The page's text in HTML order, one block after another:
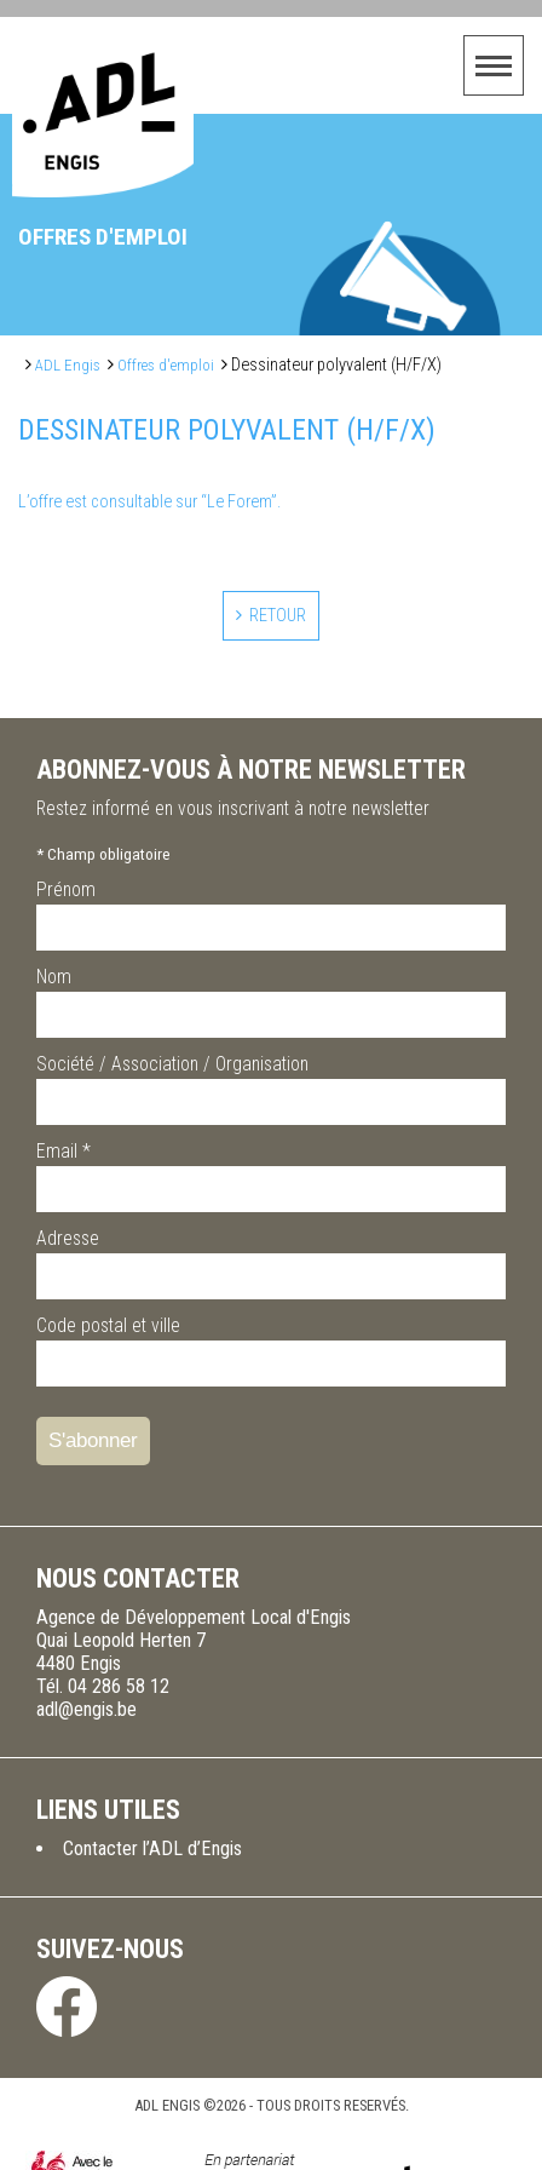
OFFRES D'EMPLOI
ADL Engis Offres d'emploi Dessinateur polyvalent (H/F/X)
DESSINATEUR POLYVALENT (H/F/X)
L’offre est consultable sur “Le Forem”.
RETOUR
ABONNEZ-VOUS À NOTRE NEWSLETTER
Restez informé en vous inscrivant à notre newsletter
*Champ obligatoire
Prénom
Nom
Société / Association / Organisation
Email *
Adresse
Code postal et ville
NOUS CONTACTER
Agence de Développement Local d'Engis
Quai Leopold Herten 7
4480 Engis
Tél. 04 286 58 12
adl@engis.be
LIENS UTILES
Contacter l’ADL d’Engis
SUIVEZ-NOUS
ADL ENGIS ©2026 - TOUS DROITS RESERVÉS.